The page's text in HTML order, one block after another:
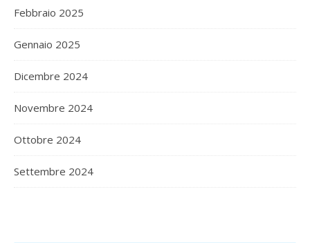
Febbraio 2025
Gennaio 2025
Dicembre 2024
Novembre 2024
Ottobre 2024
Settembre 2024